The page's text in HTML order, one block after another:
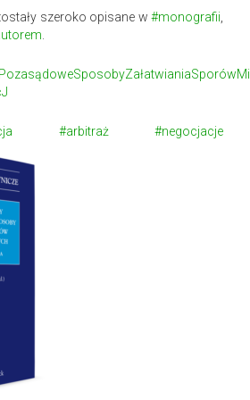
szeroko opisane w #monografii
#arbitraż #negocjacje